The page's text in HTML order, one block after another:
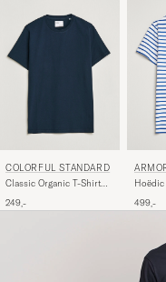
COLORFUL STANDARD
Classic Organic T-Shirt
249,-
White/
499,-